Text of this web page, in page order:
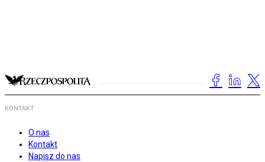
KONTAKT
O nas
Kontakt
Napisz do nas